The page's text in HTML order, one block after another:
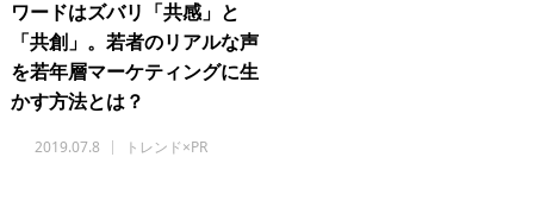
ワードはズバリ「共感」と
「共創」。若者のリアルな声
を若年層マーケティングに生
かす方法とは？
2019.07.8 トレンド×PR